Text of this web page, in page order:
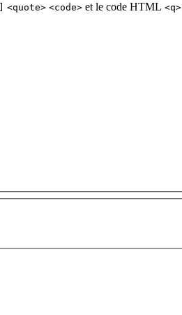
<quote> <code> et le code HTML <q>